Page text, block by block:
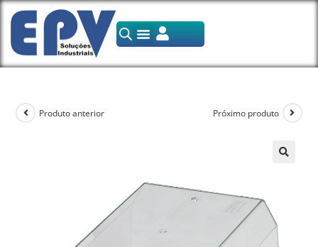
Produto anterior Próximo produto